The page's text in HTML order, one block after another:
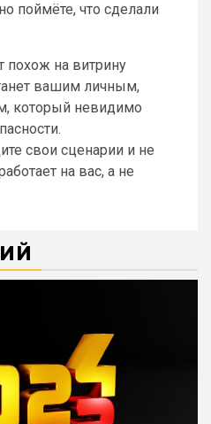
поймёте, что сделали
похож на витрину
вашим личным,
который невидимо
свои сценарии и не
на вас, а не